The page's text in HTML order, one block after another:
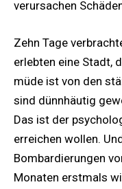
verursachen
Zehn Tage
erlebten eine Stadt,
müde ist von den
sind dünnhäutig
Das ist der
erreichen wollen.
Bombardierungen
Monaten erstmals